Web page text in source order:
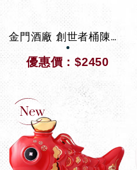
金門酒廠 創世者桶陳金門高粱酒 NO.3
優惠價：$2450